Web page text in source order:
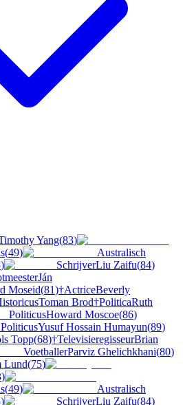
Yang(83)
(49)
Australisch
) SchrijverLiu Zaifu(84)
Ján
Moseid(81)†ActriceBeverly
Toman Brod†PoliticaRuth
PoliticusHoward Moscoe(86)
PoliticusYusuf Hossain Humayun(89)
Topp(68)†TelevisieregisseurBrian
VoetballerParviz Ghelichkhani(80)
Lund(75)
)
(49)
Australisch
) SchrijverLiu Zaifu(84)